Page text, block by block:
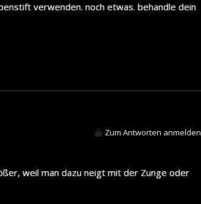
verwenden. noch etwas. behandle dein
Zum Antworten anmelden
weil man dazu neigt mit der Zunge oder